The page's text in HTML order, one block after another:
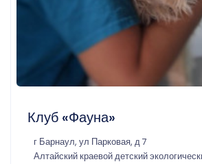
Клуб «Фауна»
г Барнаул, ул Парковая, д 7
Алтайский краевой детский